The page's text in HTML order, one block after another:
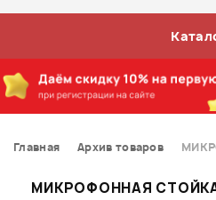
Главная Архив товаров
МИКРОФОННАЯ СТОЙКА